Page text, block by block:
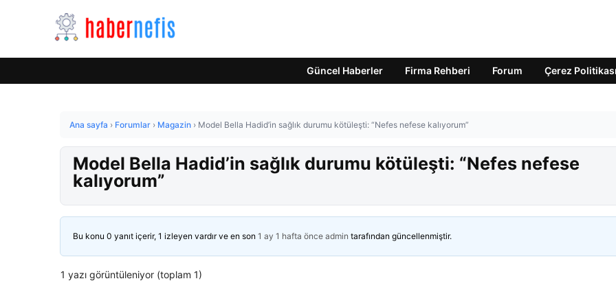
Güncel Haberler Firma Rehberi Forum Çerez Politikası
Ana sayfa › Forumlar › Magazin › Model Bella Hadid’in sağlık durumu kötüleşti: “Nefes nefese kalıyorum”
Model Bella Hadid’in sağlık durumu kötüleşti: “Nefes nefese
kalıyorum”
Bu konu 0 yanıt içerir, 1 izleyen vardır ve en son 1 ay 1 hafta önce admin tarafından güncellenmiştir.
1 yazı görüntüleniyor (toplam 1)